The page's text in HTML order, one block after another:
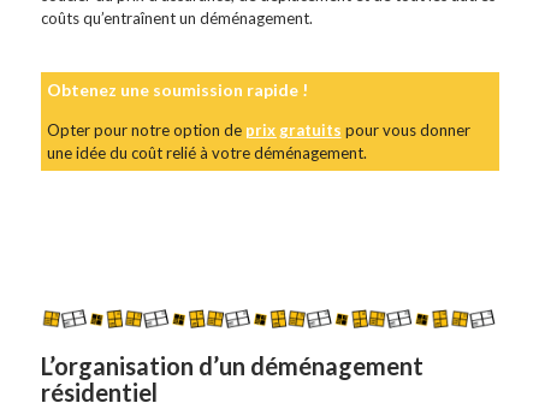
coûts qu’entraînent un déménagement.
Obtenez une soumission rapide !
Opter pour notre option de prix gratuits pour vous donner
une idée du coût relié à votre déménagement.
L’organisation d’un déménagement
résidentiel